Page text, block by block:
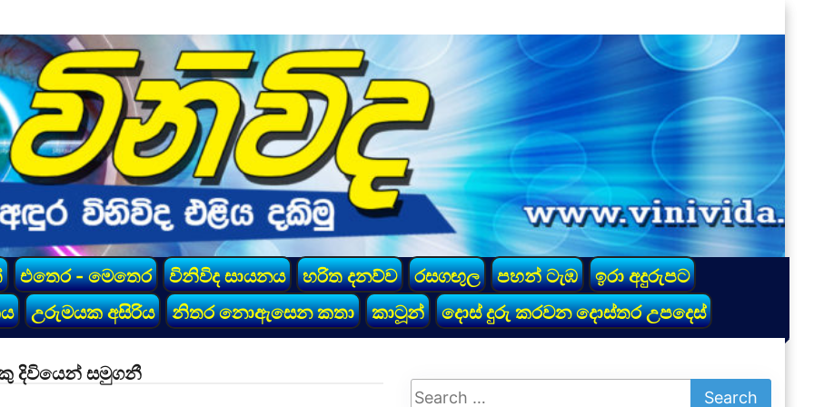
එතෙර - මෙතෙර විනිවිද සායනය හරිත දනව්ව රසගඟුල පහන් ටැඹ
ඉරා අදුරුපට
උරුමයක අසිරිය නිතර නොඇසෙන කතා කාටූන් දොස් දුරු කරවන දොස්තර උපදෙස්
දිවියෙන් සමුගනී